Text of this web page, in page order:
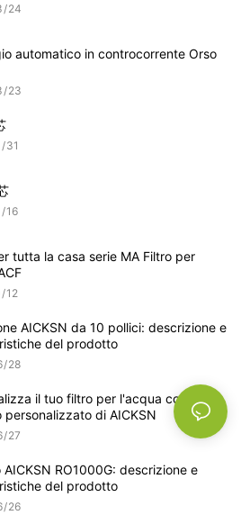
24
automatico in controcorrente Orso
23
31
16
tutta la casa serie MA Filtro per
12
AICKSN da 10 pollici: descrizione e
del prodotto
28
il tuo filtro per l'acqua con il
personalizzato di AICKSN
27
AICKSN RO1000G: descrizione e
del prodotto
26